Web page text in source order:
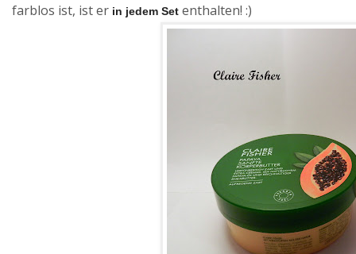
farblos ist, ist er in jedem Set enthalten! :)